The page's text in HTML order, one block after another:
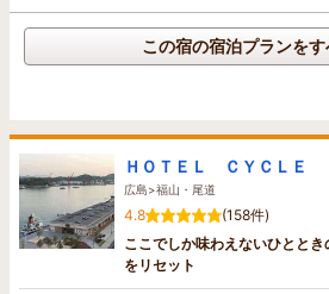
この宿の宿泊プランを
ＨＯＴＥＬ ＣＹＣＬＥ
広島>福山・尾道
4.8
(158件)
ここでしか味わえないひとと
をリセット